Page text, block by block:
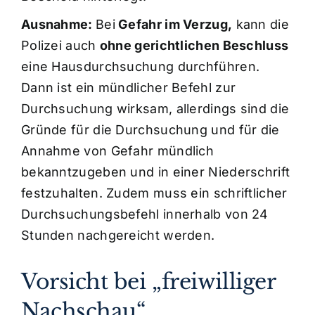
Ausnahme: BeiGefahr im Verzug, kann die
Polizei auch ohne gerichtlichen Beschluss
eine Hausdurchsuchung durchführen.
Dann ist ein mündlicher Befehl zur
Durchsuchung wirksam, allerdings sind die
Gründe für die Durchsuchung und für die
Annahme von Gefahr mündlich
bekanntzugeben und in einer Niederschrift
festzuhalten. Zudem muss ein schriftlicher
Durchsuchungsbefehl innerhalb von 24
Stunden nachgereicht werden.
Vorsicht bei „freiwilliger